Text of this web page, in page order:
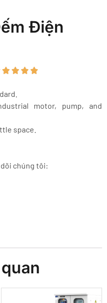
Điện

motor, pump, and
space.
chúng tôi: